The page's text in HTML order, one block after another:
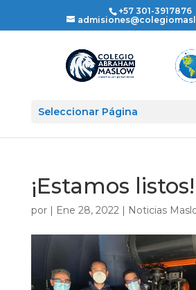
+57 301-3917876
Seleccionar Página
¡Estamos listos!
por | Ene 28, 2022| Noticias